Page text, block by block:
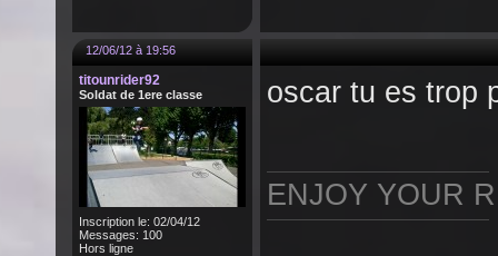
12/06/12 à 19:56
titounrider92
Soldat de 1ere classe
Inscription le: 02/04/12
Messages: 100
Hors ligne
oscar tu es trop
ENJOY YOUR